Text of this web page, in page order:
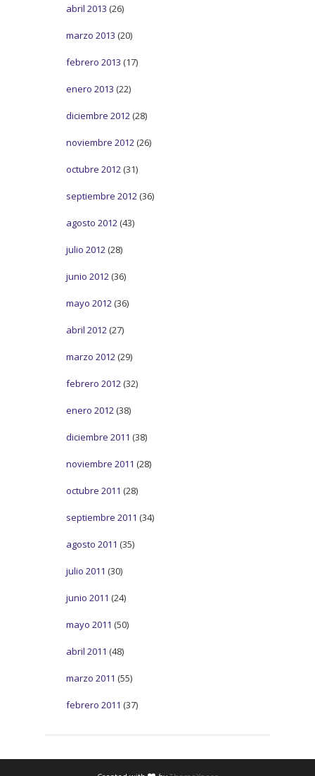
abril 2013 (26)
marzo 2013 (20)
febrero 2013 (17)
enero 2013 (22)
diciembre 2012 (28)
noviembre 2012 (26)
octubre 2012 (31)
septiembre 2012 (36)
agosto 2012 (43)
julio 2012 (28)
junio 2012 (36)
mayo 2012 (36)
abril 2012 (27)
marzo 2012 (29)
febrero 2012 (32)
enero 2012 (38)
diciembre 2011 (38)
noviembre 2011 (28)
octubre 2011 (28)
septiembre 2011 (34)
agosto 2011 (35)
julio 2011 (30)
junio 2011 (24)
mayo 2011 (50)
abril 2011 (48)
marzo 2011 (55)
febrero 2011 (37)